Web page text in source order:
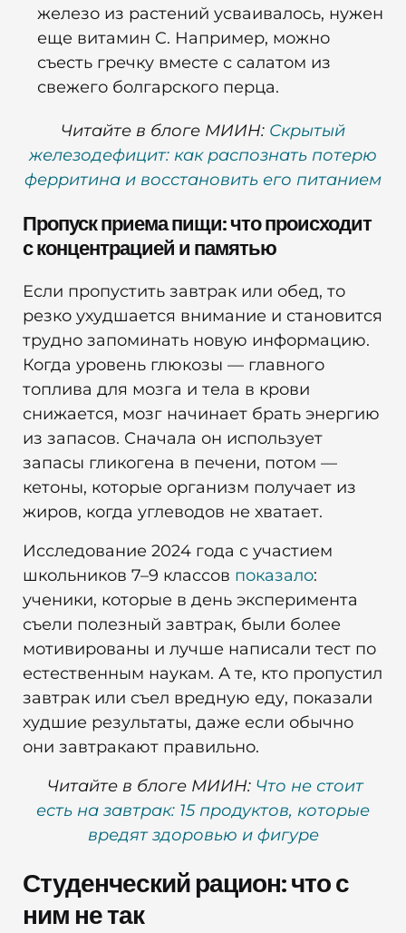
железо из растений усваивалось, нужен
еще витамин C. Например, можно
съесть гречку вместе с салатом из
свежего болгарского перца.
Читайте в блоге МИИН: Скрытый
железодефицит: как распознать потерю
ферритина и восстановить его питанием
Пропуск приема пищи: что происходит
с концентрацией и памятью
Если пропустить завтрак или обед, то
резко ухудшается внимание и становится
трудно запоминать новую информацию.
Когда уровень глюкозы — главного
топлива для мозга и тела в крови
снижается, мозг начинает брать энергию
из запасов. Сначала он использует
запасы гликогена в печени, потом —
кетоны, которые организм получает из
жиров, когда углеводов не хватает.
Исследование 2024 года с участием
школьников 7–9 классов показало:
ученики, которые в день эксперимента
съели полезный завтрак, были более
мотивированы и лучше написали тест по
естественным наукам. А те, кто пропустил
завтрак или съел вредную еду, показали
худшие результаты, даже если обычно
они завтракают правильно.
Читайте в блоге МИИН: Что не стоит
есть на завтрак: 15 продуктов, которые
вредят здоровью и фигуре
Студенческий рацион: что с
ним не так